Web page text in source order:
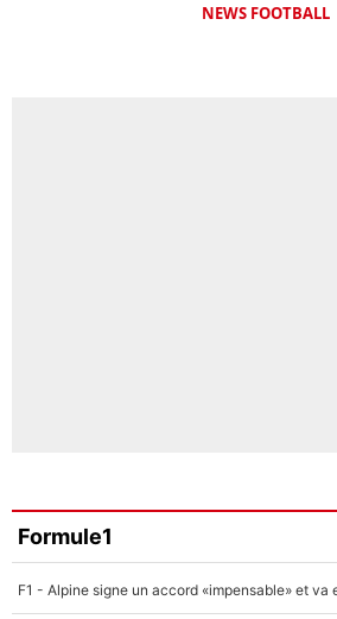
NEWS FOOTBALL
Formule1